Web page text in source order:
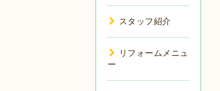
スタッフ紹介
リフォームメニュ
ー